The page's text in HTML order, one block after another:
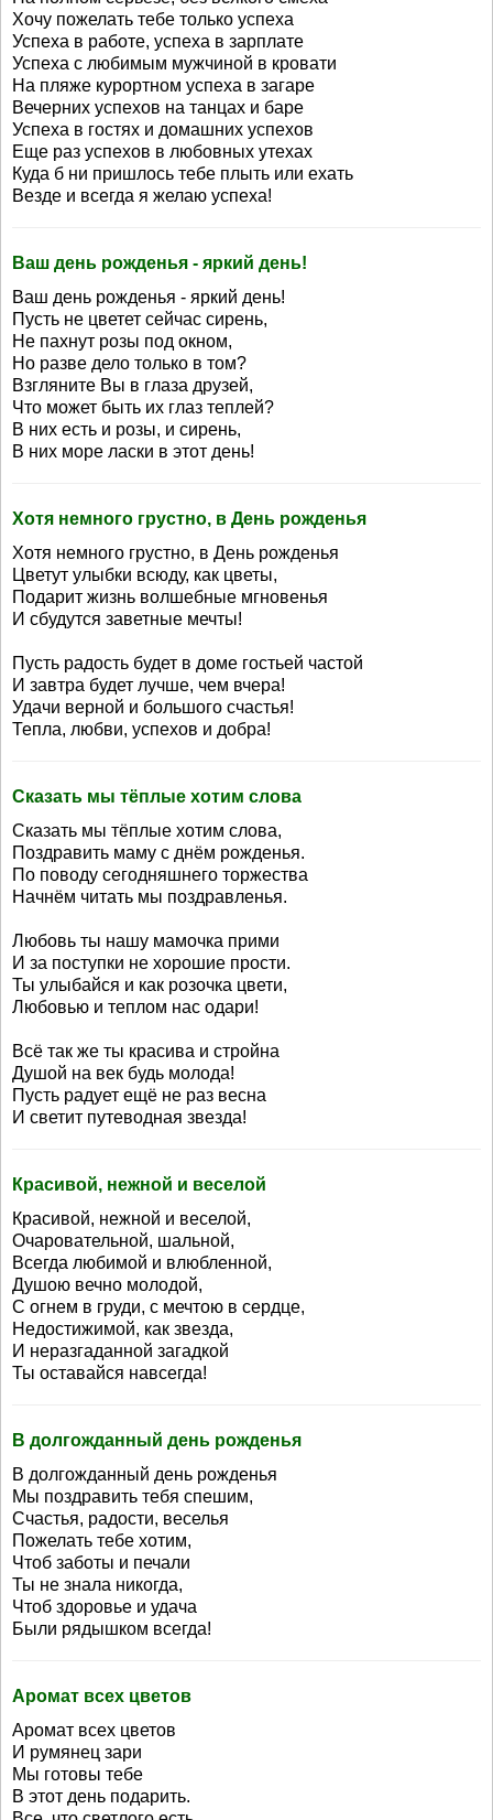
Хочу пожелать тебе только успеха
Успеха в работе, успеха в зарплате
Успеха с любимым мужчиной в кровати
На пляже курортном успеха в загаре
Вечерних успехов на танцах и баре
Успеха в гостях и домашних успехов
Еще раз успехов в любовных утехах
Куда б ни пришлось тебе плыть или ехать
Везде и всегда я желаю успеха!
Ваш день рожденья - яркий день!
Ваш день рожденья - яркий день!
Пусть не цветет сейчас сирень,
Не пахнут розы под окном,
Но разве дело только в том?
Взгляните Вы в глаза друзей,
Что может быть их глаз теплей?
В них есть и розы, и сирень,
В них море ласки в этот день!
Хотя немного грустно, в День рожденья
Хотя немного грустно, в День рожденья
Цветут улыбки всюду, как цветы,
Подарит жизнь волшебные мгновенья
И сбудутся заветные мечты!
Пусть радость будет в доме гостьей частой
И завтра будет лучше, чем вчера!
Удачи верной и большого счастья!
Тепла, любви, успехов и добра!
Сказать мы тёплые хотим слова
Сказать мы тёплые хотим слова,
Поздравить маму с днём рожденья.
По поводу сегодняшнего торжества
Начнём читать мы поздравленья.
Любовь ты нашу мамочка прими
И за поступки не хорошие прости.
Ты улыбайся и как розочка цвети,
Любовью и теплом нас одари!
Всё так же ты красива и стройна
Душой на век будь молода!
Пусть радует ещё не раз весна
И светит путеводная звезда!
Красивой, нежной и веселой
Красивой, нежной и веселой,
Очаровательной, шальной,
Всегда любимой и влюбленной,
Душою вечно молодой,
С огнем в груди, с мечтою в сердце,
Недостижимой, как звезда,
И неразгаданной загадкой
Ты оставайся навсегда!
В долгожданный день рожденья
В долгожданный день рожденья
Мы поздравить тебя спешим,
Счастья, радости, веселья
Пожелать тебе хотим,
Чтоб заботы и печали
Ты не знала никогда,
Чтоб здоровье и удача
Были рядышком всегда!
Аромат всех цветов
Аромат всех цветов
И румянец зари
Мы готовы тебе
В этот день подарить.